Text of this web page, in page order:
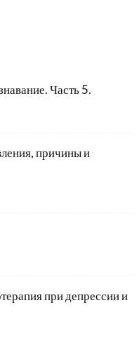
Часть 5.
причины и
при депрессии и